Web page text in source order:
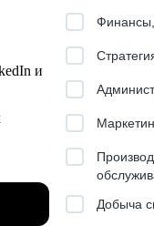
и
Финансы,
Добыча